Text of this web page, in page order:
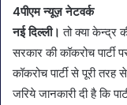
4पीएम न्यूज़ नेटवर्क
नई दिल्ली। तो क्या केन्द्र
सरकार की कॉकरोच पार्टी
कॉकरोच पार्टी से पूरी
जरिये जानकारी दी है कि